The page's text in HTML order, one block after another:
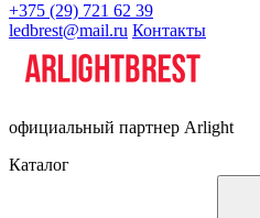
+375 (29) 721 62 39
ledbrest@mail.ru Контакты
официальный партнер Arlight
Каталог